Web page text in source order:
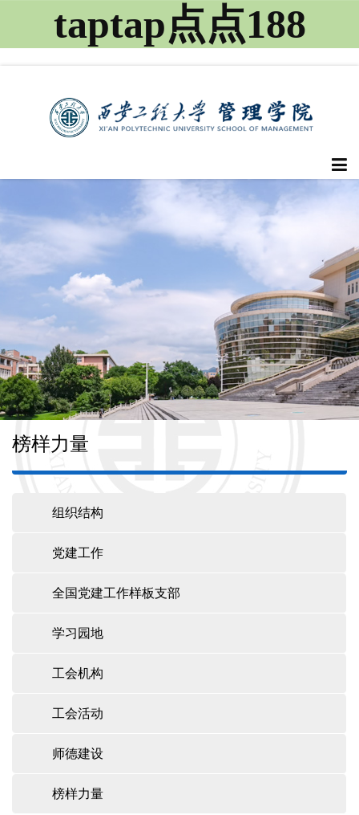
taptap点点188
点点概况
教师队伍
学科建设
本科教育
TAPTAP点点
学生工作
榜样力量
组织结构
党建工作
全国党建工作样板支部
学习园地
工会机构
工会活动
师德建设
榜样力量